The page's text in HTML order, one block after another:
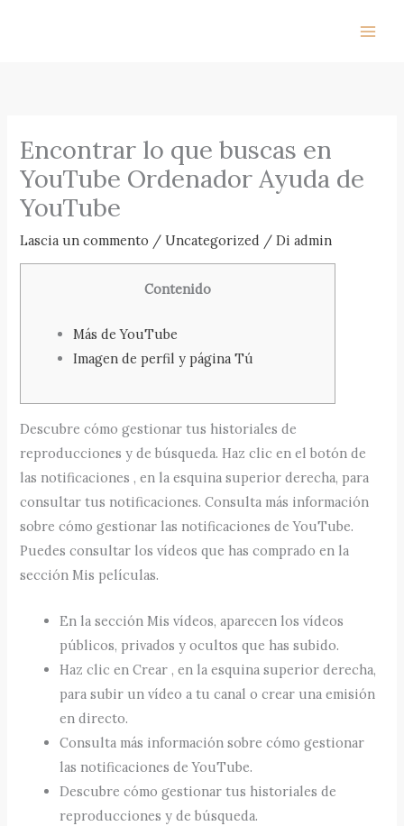
Encontrar lo que buscas en
YouTube Ordenador Ayuda de
YouTube
Lascia un commento /Uncategorized / Diadmin
Contenido
Más de YouTube
Imagen de perfil y página Tú
Descubre cómo gestionar tus historiales de
reproducciones y de búsqueda. Haz clic en el botón de
las notificaciones , en la esquina superior derecha, para
consultar tus notificaciones. Consulta más información
sobre cómo gestionar las notificaciones de YouTube.
Puedes consultar los vídeos que has comprado en la
sección Mis películas.
En la sección Mis vídeos, aparecen los vídeos
públicos, privados y ocultos que has subido.
Haz clic en Crear , en la esquina superior derecha,
para subir un vídeo a tu canal o crear una emisión
en directo.
Consulta más información sobre cómo gestionar
las notificaciones de YouTube.
Descubre cómo gestionar tus historiales de
reproducciones y de búsqueda.